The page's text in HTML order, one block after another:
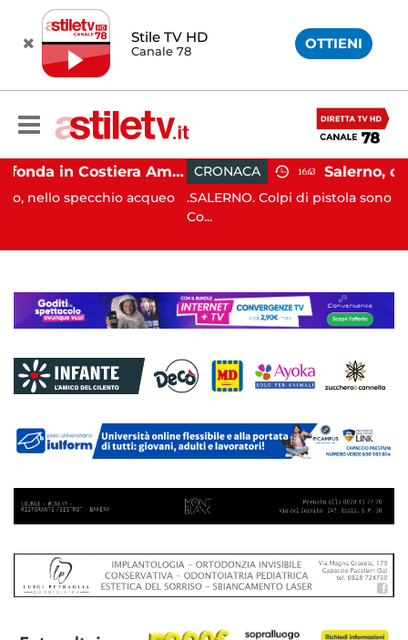
Stile TV HD
Canale 78 OTTIENI
Gozzo affonda in Costiera Amalfitana: occupanti soccorsi da altri natanti CRONACA
.SALERNO. Colpi di pistola sono stati esplosi in via